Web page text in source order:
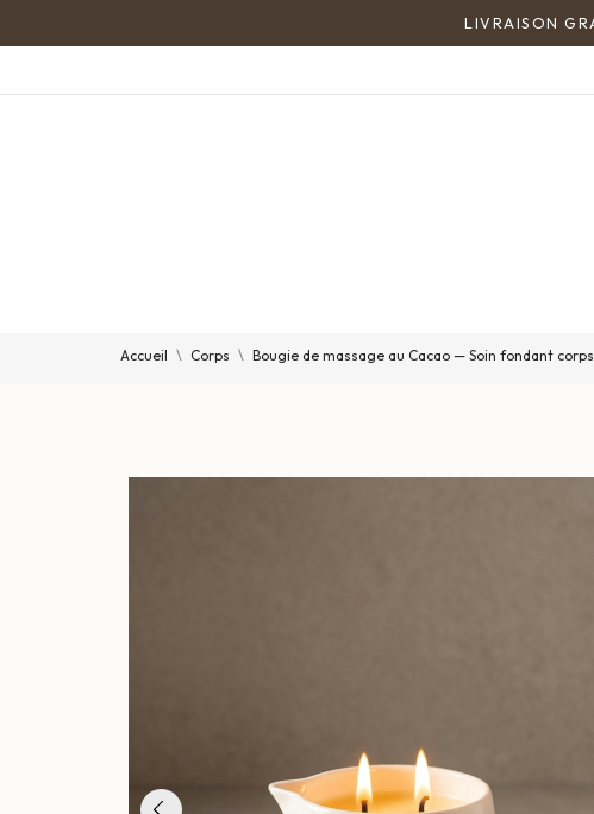
Accueil Corps Bougie de massage au Cacao — Soin fondant corps